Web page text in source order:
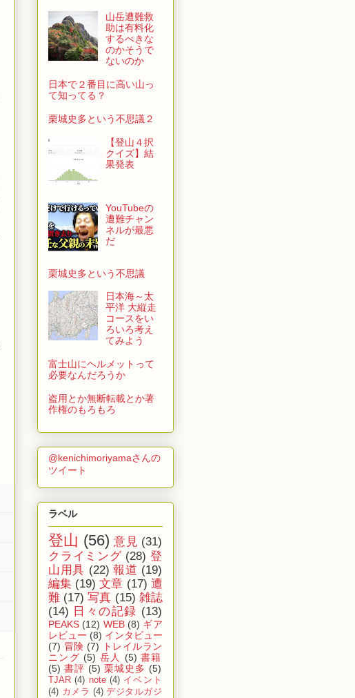
山岳遭難救
助は有料化
するべきな
のかそうで
ないのか
日本で２番目に高い山っ
て知ってる？
栗城史多という不思議２
【登山４択
クイズ】結
果発表
YouTubeの
遭難チャン
ネルが最悪
だ
栗城史多という不思議
日本海～太
平洋 大縦走
コースをい
ろいろ考え
てみよう
富士山にヘルメットって
必要なんだろうか
盗用とか無断転載とか著
作権のもろもろ
@kenichimoriyamaさんの
ツイート
ラベル
登山 (56) 意見 (31)
クライミング (28) 登
山用具 (22) 報道 (19)
編集 (19) 文章 (17) 遭
難 (17) 写真 (15) 雑誌
(14) 日々の記録 (13)
PEAKS (12) WEB (8) ギア
レビュー (8) インタビュー
(7) 冒険 (7)
トレイルラン
ニング (5) 岳人 (5) 書籍
(5) 書評 (5) 栗城史多 (5)
TJAR (4) note (4) イベント
(4) カメラ (4) デジタルガジ